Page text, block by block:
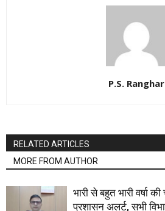
P.S. Ranghar
RELATED ARTICLES
MORE FROM AUTHOR
भारी से बहुत भारी वर्षा
प्रशासन अलर्ट, सभी